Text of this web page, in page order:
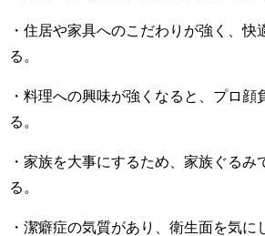
・住居や家具へのこだわりが強く、快
る。
・料理への興味が強くなると、プロ顔
る。
・家族を大事にするため、家族ぐるみ
る。
・潔癖症の気質があり、衛生面を気に